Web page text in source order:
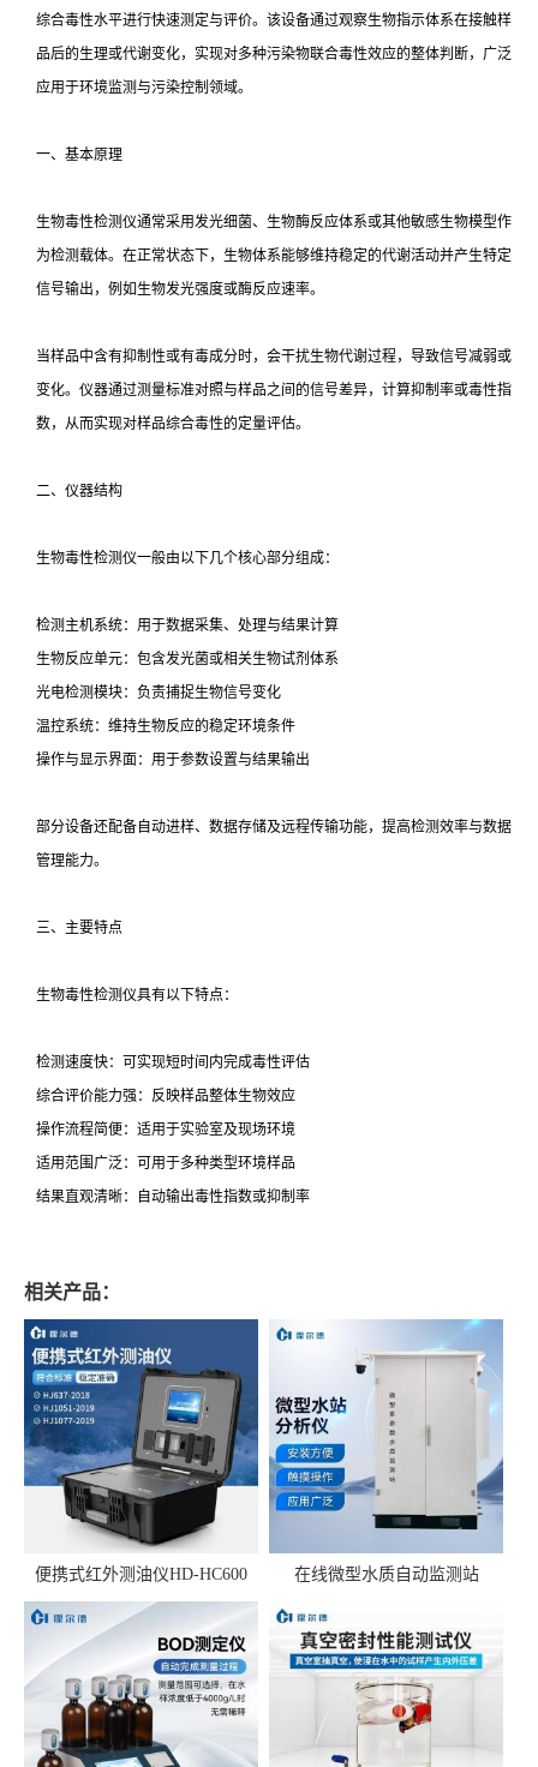
综合毒性水平进行快速测定与评价。该设备通过观察生物指示体系在接触样
品后的生理或代谢变化，实现对多种污染物联合毒性效应的整体判断，广泛
应用于环境监测与污染控制领域。
一、基本原理
生物毒性检测仪通常采用发光细菌、生物酶反应体系或其他敏感生物模型作
为检测载体。在正常状态下，生物体系能够维持稳定的代谢活动并产生特定
信号输出，例如生物发光强度或酶反应速率。
当样品中含有抑制性或有毒成分时，会干扰生物代谢过程，导致信号减弱或
变化。仪器通过测量标准对照与样品之间的信号差异，计算抑制率或毒性指
数，从而实现对样品综合毒性的定量评估。
二、仪器结构
生物毒性检测仪一般由以下几个核心部分组成：
检测主机系统：用于数据采集、处理与结果计算
生物反应单元：包含发光菌或相关生物试剂体系
光电检测模块：负责捕捉生物信号变化
温控系统：维持生物反应的稳定环境条件
操作与显示界面：用于参数设置与结果输出
部分设备还配备自动进样、数据存储及远程传输功能，提高检测效率与数据
管理能力。
三、主要特点
生物毒性检测仪具有以下特点：
检测速度快：可实现短时间内完成毒性评估
综合评价能力强：反映样品整体生物效应
操作流程简便：适用于实验室及现场环境
适用范围广泛：可用于多种类型环境样品
结果直观清晰：自动输出毒性指数或抑制率
相关产品：
便携式红外测油仪HD-HC600 在线微型水质自动监测站